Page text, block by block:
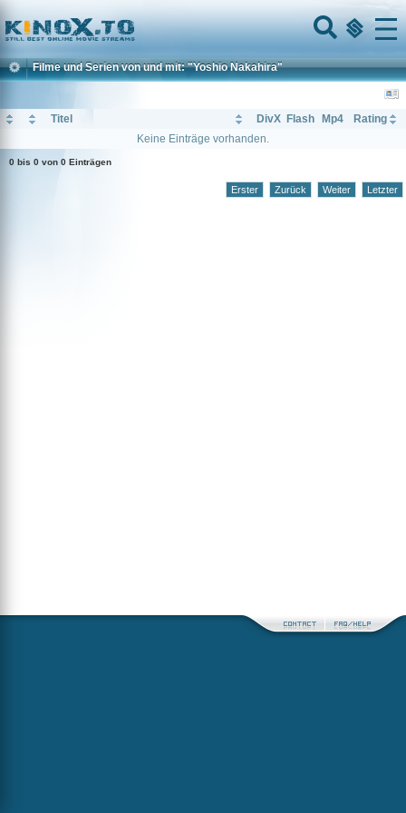
Home
Menu
Filme und Serien von und mit: "Yoshio Nakahira"
Titel DivX Flash Mp4
Rating
Keine Einträge vorhanden.
0 bis 0 von 0 Einträgen
Erster Zurück Weiter Letzter